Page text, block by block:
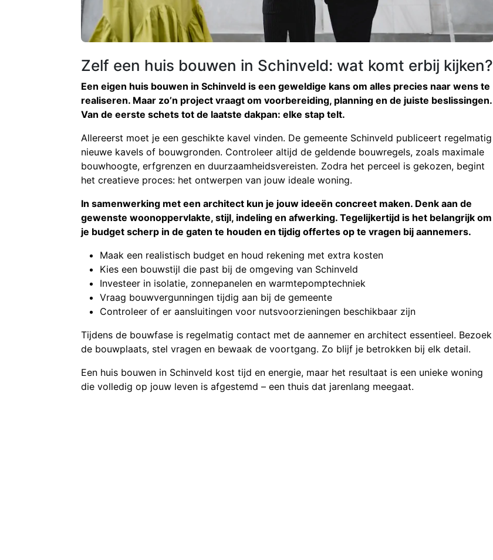
Zelf een huis bouwen in Schinveld: wat komt erbij kijken?
Een eigen huis bouwen in Schinveld is een geweldige kans om alles precies naar wens te
realiseren. Maar zo’n project vraagt om voorbereiding, planning en de juiste beslissingen.
Van de eerste schets tot de laatste dakpan: elke stap telt.
Allereerst moet je een geschikte kavel vinden. De gemeente Schinveld publiceert regelmatig
nieuwe kavels of bouwgronden. Controleer altijd de geldende bouwregels, zoals maximale
bouwhoogte, erfgrenzen en duurzaamheidsvereisten. Zodra het perceel is gekozen, begint
het creatieve proces: het ontwerpen van jouw ideale woning.
In samenwerking met een architect kun je jouw ideeën concreet maken. Denk aan de
gewenste woonoppervlakte, stijl, indeling en afwerking. Tegelijkertijd is het belangrijk om
je budget scherp in de gaten te houden en tijdig offertes op te vragen bij aannemers.
Maak een realistisch budget en houd rekening met extra kosten
Kies een bouwstijl die past bij de omgeving van Schinveld
Investeer in isolatie, zonnepanelen en warmtepomptechniek
Vraag bouwvergunningen tijdig aan bij de gemeente
Controleer of er aansluitingen voor nutsvoorzieningen beschikbaar zijn
Tijdens de bouwfase is regelmatig contact met de aannemer en architect essentieel. Bezoek
de bouwplaats, stel vragen en bewaak de voortgang. Zo blijf je betrokken bij elk detail.
Een huis bouwen in Schinveld kost tijd en energie, maar het resultaat is een unieke woning
die volledig op jouw leven is afgestemd – een thuis dat jarenlang meegaat.